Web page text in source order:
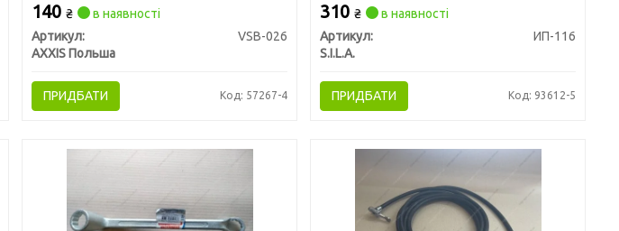
140₴
в наявності
Артикул:
VSB-026
AXXIS Польша
ПРИДБАТИ Код: 57267-4
310₴
в наявності
Артикул:
ИП-116
S.I.L.A.
ПРИДБАТИ Код: 93612-5